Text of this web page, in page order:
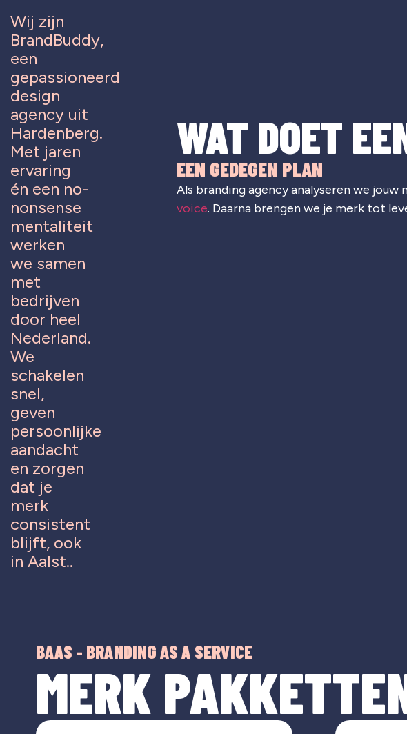
Wij zijn
BrandBuddy,
een
gepassioneerd
design
agency uit
Hardenberg.
Met jaren
ervaring
én een no-
nonsense
mentaliteit
werken
we samen
met
bedrijven
door heel
Nederland.
We
schakelen
snel,
geven
persoonlijke
aandacht
en zorgen
dat je
merk
consistent
blijft, ook
in Aalst..
WAT DOET
EEN GEDEGEN PLAN
Als branding agency analyseren we jouw
voice. Daarna brengen we je merk tot
BAAS - BRANDING AS A SERVICE
MERK